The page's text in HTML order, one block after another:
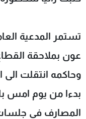
تستمر المدعية
عون بملاحقة
وحاكمه انتقلت
بدءا من يوم امس
المصارف في
عن MTV
لاعلاناتكم